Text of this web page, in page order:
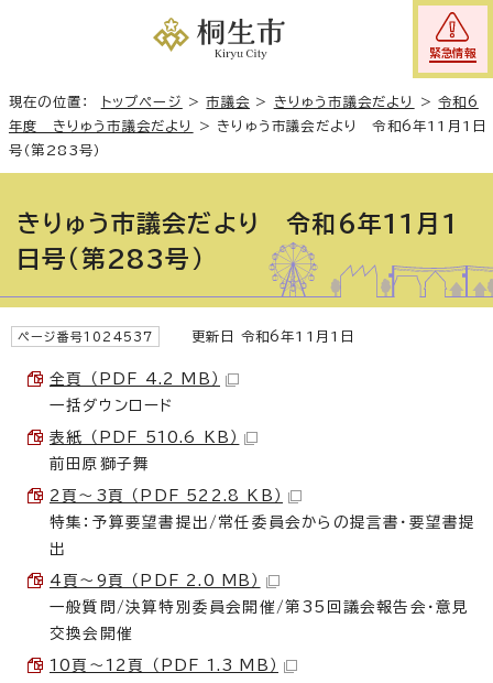
緊急情報
現在の位置： トップページ >市議会 > きりゅう市議会だより >令和6
年度 きりゅう市議会だより
> きりゅう市議会だより 令和6年11月1日
号（第283号）
きりゅう市議会だより 令和6年11月1
日号（第283号）
ページ番号1024537 更新日 令和6年11月1日
全頁 （PDF 4.2 MB）
一括ダウンロード
表紙 （PDF 510.6 KB）
前田原獅子舞
2頁〜3頁 （PDF 522.8 KB）
特集：予算要望書提出/常任委員会からの提言書・要望書提
出
4頁〜9頁 （PDF 2.0 MB）
一般質問/決算特別委員会開催/第35回議会報告会・意見
交換会開催
10頁〜12頁 （PDF 1.3 MB）